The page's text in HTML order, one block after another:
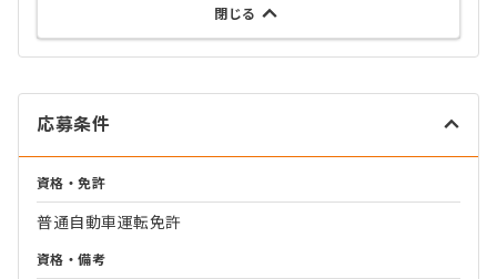
閉じる
応募条件
資格・免許
普通自動車運転免許
資格・備考